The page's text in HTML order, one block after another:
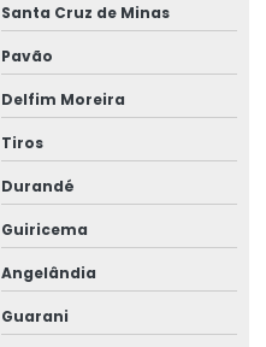
Santa Cruz de Minas
Pavão
Delfim Moreira
Tiros
Durandé
Guiricema
Angelândia
Guarani